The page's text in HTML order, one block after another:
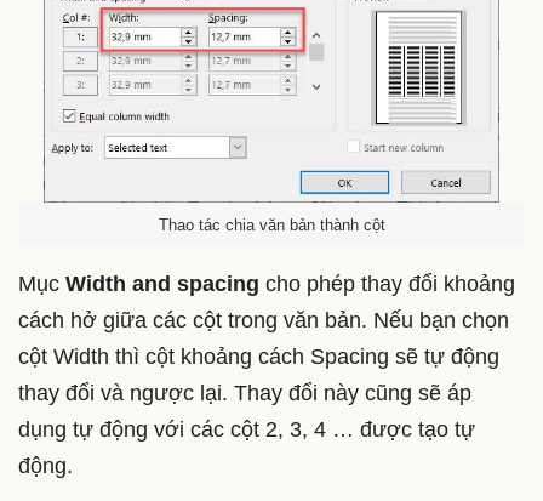
Thao tác chia văn bản thành cột
Mục Width and spacing cho phép thay đổi khoảng
cách hở giữa các cột trong văn bản. Nếu bạn chọn
cột Width thì cột khoảng cách Spacing sẽ tự động
thay đổi và ngược lại. Thay đổi này cũng sẽ áp
dụng tự động với các cột 2, 3, 4 … được tạo tự
động.